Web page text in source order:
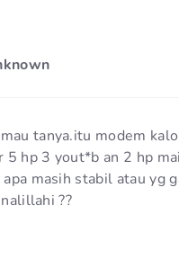
tanya.itu modem
5 hp 3 yout*b an 2 hp
masih stabil atau yg
??